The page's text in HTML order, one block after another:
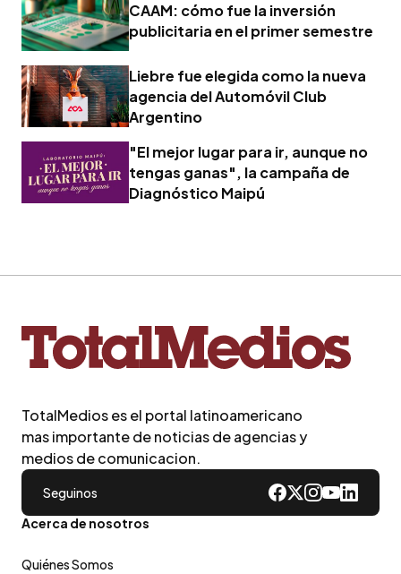
CAAM: cómo fue la inversión
publicitaria en el primer semestre
Liebre fue elegida como la nueva
agencia del Automóvil Club
Argentino
"El mejor lugar para ir, aunque no
tengas ganas", la campaña de
Diagnóstico Maipú
TotalMedios es el portal latinoamericano
mas importante de noticias de agencias y
medios de comunicacion.
Seguinos
Acerca de nosotros
Quiénes Somos